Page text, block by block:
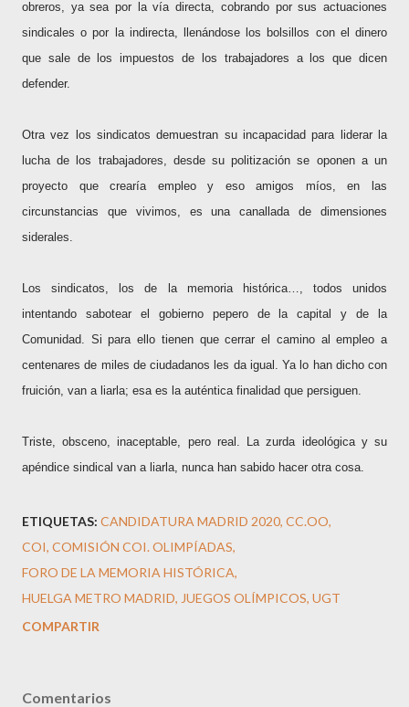
obreros, ya sea por la vía directa, cobrando por sus actuaciones
sindicales o por la indirecta, llenándose los bolsillos con el dinero
que sale de los impuestos de los trabajadores a los que dicen
defender.
Otra vez los sindicatos demuestran su incapacidad para liderar la
lucha de los trabajadores, desde su politización se oponen a un
proyecto que crearía empleo y eso amigos míos, en las
circunstancias que vivimos, es una canallada de dimensiones
siderales.
Los sindicatos, los de la memoria histórica…, todos unidos
intentando sabotear el gobierno pepero de la capital y de la
Comunidad. Si para ello tienen que cerrar el camino al empleo a
centenares de miles de ciudadanos les da igual. Ya lo han dicho con
fruición, van a liarla; esa es la auténtica finalidad que persiguen.
Triste, obsceno, inaceptable, pero real. La zurda ideológica y su
apéndice sindical van a liarla, nunca han sabido hacer otra cosa.
ETIQUETAS: CANDIDATURA MADRID 2020 CC.OO
COI COMISIÓN COI. OLIMPÍADAS
FORO DE LA MEMORIA HISTÓRICA
HUELGA METRO MADRID JUEGOS OLÍMPICOS UGT
COMPARTIR
Comentarios